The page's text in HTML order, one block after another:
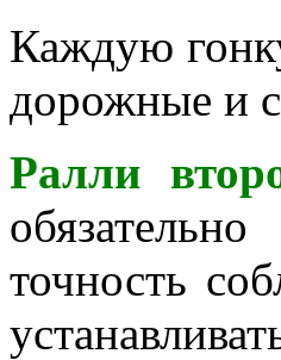
Каждую
дорожные и
Ралли
точность